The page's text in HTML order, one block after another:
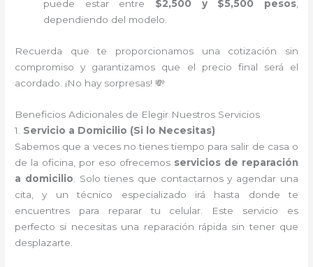
puede estar entre $2,500 y $5,500 pesos,
dependiendo del modelo.
Recuerda que te proporcionamos una cotización sin
compromiso y garantizamos que el precio final será el
acordado. ¡No hay sorpresas! 💸
Beneficios Adicionales de Elegir Nuestros Servicios
1. Servicio a Domicilio (Si lo Necesitas)
Sabemos que a veces no tienes tiempo para salir de casa o
de la oficina, por eso ofrecemos servicios de reparación
a domicilio . Solo tienes que contactarnos y agendar una
cita, y un técnico especializado irá hasta donde te
encuentres para reparar tu celular. Este servicio es
perfecto si necesitas una reparación rápida sin tener que
desplazarte.